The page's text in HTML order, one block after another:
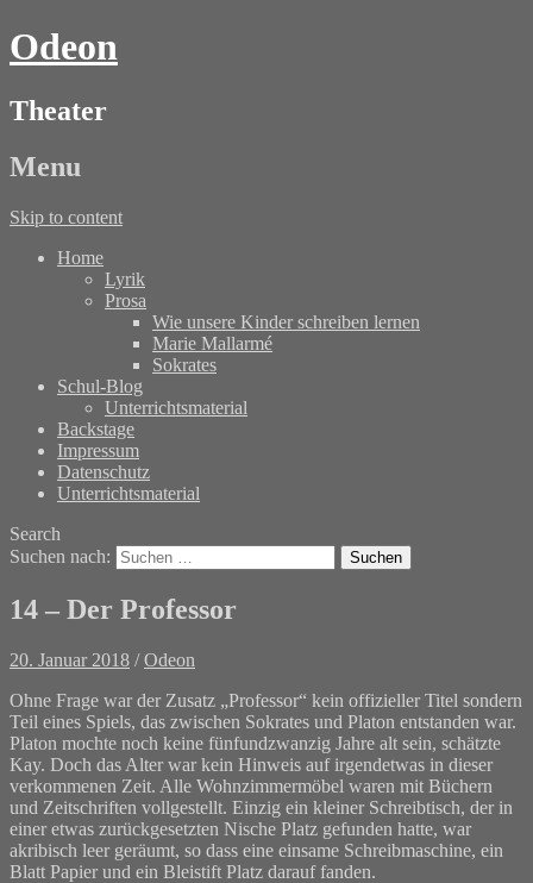
Odeon
Theater
Menu
Skip to content
Home
Lyrik
Prosa
Wie unsere Kinder schreiben lernen
Marie Mallarmé
Sokrates
Schul-Blog
Unterrichtsmaterial
Backstage
Impressum
Datenschutz
Unterrichtsmaterial
Search
Suchen nach:
14 – Der Professor
20. Januar 2018 /Odeon
Ohne Frage war der Zusatz „Professor“ kein offizieller Titel sondern
Teil eines Spiels, das zwischen Sokrates und Platon entstanden war.
Platon mochte noch keine fünfundzwanzig Jahre alt sein, schätzte
Kay. Doch das Alter war kein Hinweis auf irgendetwas in dieser
verkommenen Zeit. Alle Wohnzimmermöbel waren mit Büchern
und Zeitschriften vollgestellt. Einzig ein kleiner Schreibtisch, der in
einer etwas zurückgesetzten Nische Platz gefunden hatte, war
akribisch leer geräumt, so dass eine einsame Schreibmaschine, ein
Blatt Papier und ein Bleistift Platz darauf fanden.